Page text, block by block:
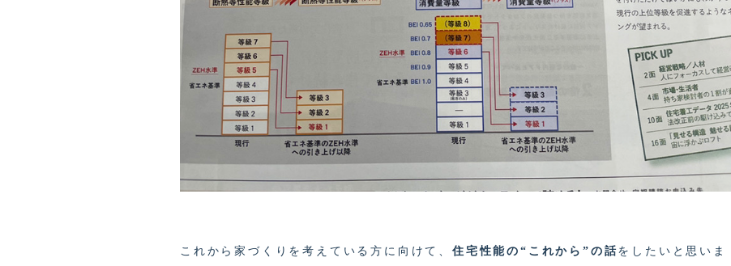
これから家づくりを考えている方に向けて、 住宅性能の“これから”の話をしたいと思いま